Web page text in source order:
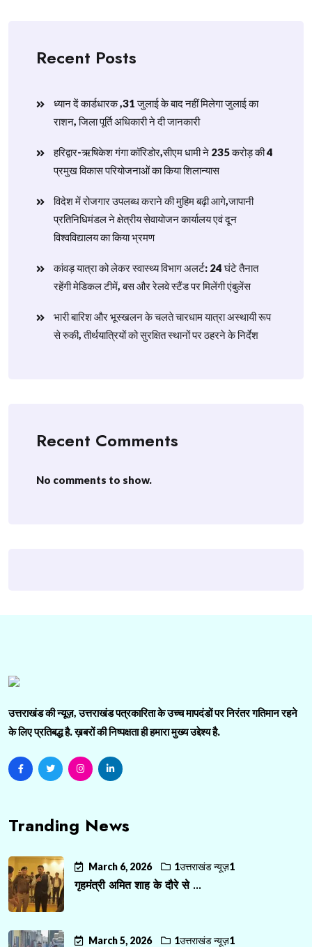
Recent Posts
ध्यान दें कार्डधारक ,31 जुलाई के बाद नहीं मिलेगा जुलाई का
राशन, जिला पूर्ति अधिकारी ने दी जानकारी
हरिद्वार-ऋषिकेश गंगा कॉरिडोर,सीएम धामी ने 235 करोड़ की 4
प्रमुख विकास परियोजनाओं का किया शिलान्यास
विदेश में रोजगार उपलब्ध कराने की मुहिम बढ़ी आगे,जापानी
प्रतिनिधिमंडल ने क्षेत्रीय सेवायोजन कार्यालय एवं दून
विश्वविद्यालय का किया भ्रमण
​कांवड़ यात्रा को लेकर स्वास्थ्य विभाग अलर्ट: 24 घंटे तैनात
रहेंगी मेडिकल टीमें, बस और रेलवे स्टैंड पर मिलेंगी एंबुलेंस
​भारी बारिश और भूस्खलन के चलते चारधाम यात्रा अस्थायी रूप
से रुकी, तीर्थयात्रियों को सुरक्षित स्थानों पर ठहरने के निर्देश
Recent Comments
No comments to show.
उत्तराखंड की न्यूज़, उत्तराखंड पत्रकारिता के उच्च मापदंडों पर निरंतर गतिमान रहने
के लिए प्रतिबद्ध है. ख़बरों की निष्पक्षता ही हमारा मुख्य उद्देश्य है.
Tranding News
March 6, 2026 1उत्तराखंड न्यूज़1
गृहमंत्री अमित शाह के दौरे से ...
March 5, 2026 1उत्तराखंड न्यूज़1